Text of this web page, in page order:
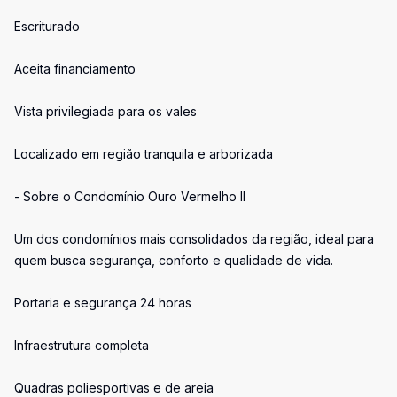
Escriturado
Aceita financiamento
Vista privilegiada para os vales
Localizado em região tranquila e arborizada
- Sobre o Condomínio Ouro Vermelho II
Um dos condomínios mais consolidados da região, ideal para
quem busca segurança, conforto e qualidade de vida.
Portaria e segurança 24 horas
Infraestrutura completa
Quadras poliesportivas e de areia